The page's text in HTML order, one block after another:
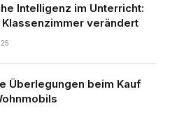
Intelligenz im Unterricht:
verändert
Überlegungen beim Kauf